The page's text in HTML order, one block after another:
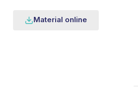
Material online